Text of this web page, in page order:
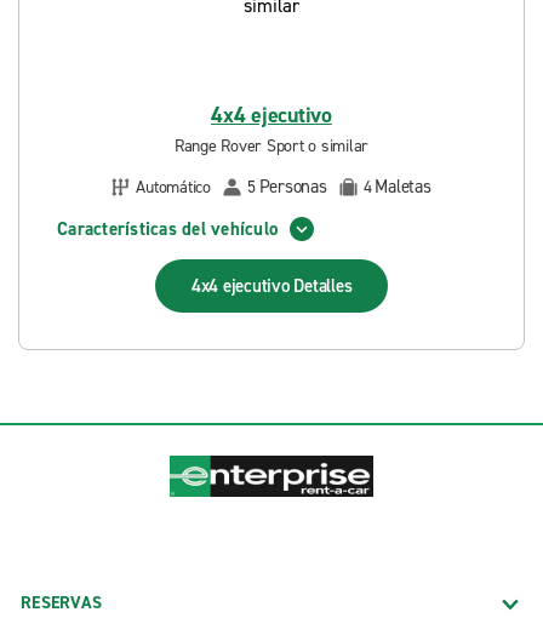
4x4 ejecutivo
Range Rover Sport o similar
Automático
5 Personas 4Maletas
Características del vehículo
4x4 ejecutivo Detalles
RESERVAS